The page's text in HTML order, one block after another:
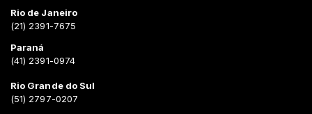
Rio de Janeiro
(21) 2391-7675
Paraná
(41) 2391-0974
Rio Grande do Sul
(51) 2797-0207